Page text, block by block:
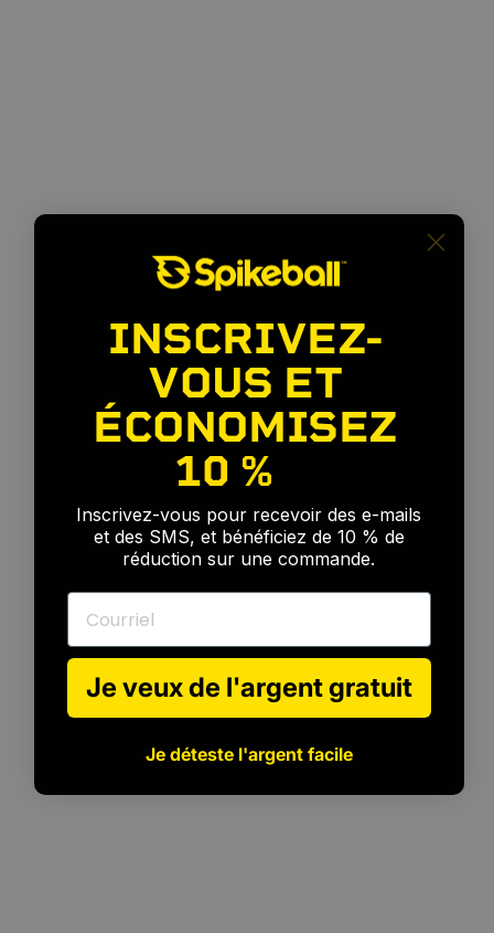
Pour tous les niveaux
INSCRIVEZ-
VOUS ET
ÉCONOMISEZ
10 %
Inscrivez-vous pour recevoir des e-mails
et des SMS, et bénéficiez de 10 % de
réduction sur une commande.
Courriel
Je veux de l'argent gratuit
Je déteste l'argent facile